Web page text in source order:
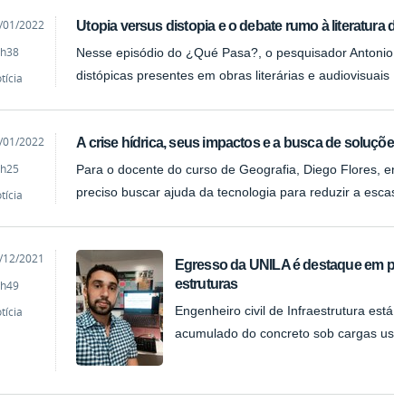
Utopia versus distopia e o debate rumo à literatura
Nesse episódio do ¿Qué Pasa?, o pesquisador
distópicas presentes em obras literárias e audiovisuais
2022
A crise hídrica, seus impactos e a busca de
Para o docente do curso de Geografia, Diego Flores,
preciso buscar ajuda da tecnologia para reduzir a
01/2022
Egresso da UNILA é destaque em
estruturas
Engenheiro civil de Infraestrutura
acumulado do concreto sob cargas
2021